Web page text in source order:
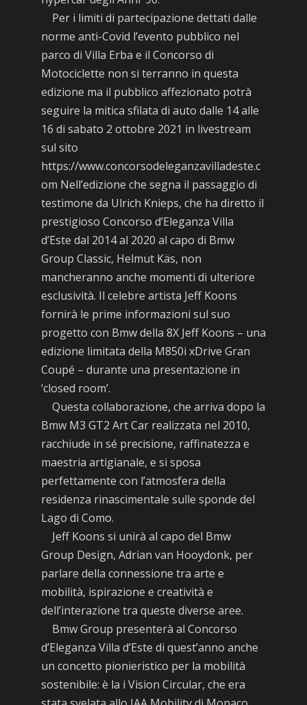
Per i limiti di partecipazione dettati dalle
norme anti-Covid l’evento pubblico nel
parco di Villa Erba e il Concorso di
Motociclette non si terranno in questa
edizione ma il pubblico affezionato potrà
seguire la mitica sfilata di auto dalle 14 alle
16 di sabato 2 ottobre 2021 in livestream
sul sito
https://www.concorsodeleganzavilladeste.c
om Nell’edizione che segna il passaggio di
testimone da Ulrich Knieps, che ha diretto il
prestigioso Concorso d’Eleganza Villa
d’Este dal 2014 al 2020 al capo di Bmw
Group Classic, Helmut Käs, non
mancheranno anche momenti di ulteriore
esclusività. Il celebre artista Jeff Koons
fornirà le prime informazioni sul suo
progetto con Bmw della 8X Jeff Koons – una
edizione limitata della M850i xDrive Gran
Coupé – durante una presentazione in
‘closed room’.
Questa collaborazione, che arriva dopo la
Bmw M3 GT2 Art Car realizzata nel 2010,
racchiude in sé precisione, raffinatezza e
maestria artigianale, e si sposa
perfettamente con l’atmosfera della
residenza rinascimentale sulle sponde del
Lago di Como.
Jeff Koons si unirà al capo del Bmw
Group Design, Adrian van Hooydonk, per
parlare della connessione tra arte e
mobilità, ispirazione e creatività e
dell’interazione tra queste diverse aree.
Bmw Group presenterà al Concorso
d’Eleganza Villa d’Este di quest’anno anche
un concetto pionieristico per la mobilità
sostenibile: è la i Vision Circular, che era